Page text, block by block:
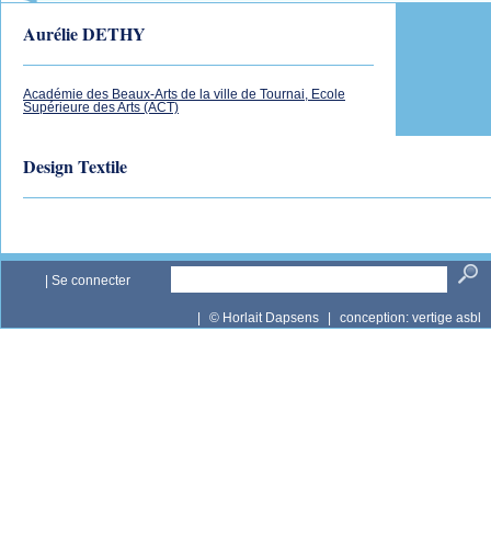
Aurélie DETHY
Académie des Beaux-Arts de la ville de Tournai, Ecole
Supérieure des Arts (ACT)
Design Textile
Se connecter
© Horlait Dapsens conception: vertige asbl